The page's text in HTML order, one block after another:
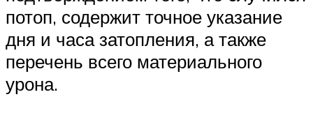
потоп, содержит точное указание
дня и часа затопления, а также
перечень всего материального
урона.